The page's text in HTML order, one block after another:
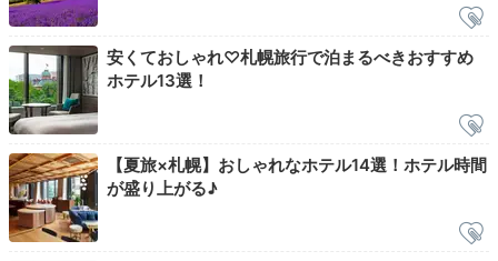
Check-out
11:00 ホテルを出発
荷物を預けて
札幌観光へ
安くておしゃれ♡札幌旅行で泊まるべきおすすめ
ホテル13選！
【夏旅×札幌】おしゃれなホテル14選！ホテル時間
が盛り上がる♪